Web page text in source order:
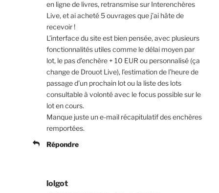
en ligne de livres, retransmise sur Interenchères
Live, et ai acheté 5 ouvrages que j’ai hâte de
recevoir !
L’interface du site est bien pensée, avec plusieurs
fonctionnalités utiles comme le délai moyen par
lot, le pas d’enchère + 10 EUR ou personnalisé (ça
change de Drouot Live), l’estimation de l’heure de
passage d’un prochain lot ou la liste des lots
consultable à volonté avec le focus possible sur le
lot en cours.
Manque juste un e-mail récapitulatif des enchères
remportées.
Répondre
lolgot